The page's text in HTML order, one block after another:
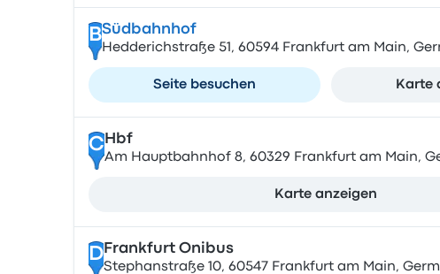
BSüdbahnhof
Hedderichstraße 51, 60594 Frankfurt am Main,
Seite besuchen Karte
CHbf
Am Hauptbahnhof 8, 60329 Frankfurt am Main,
Karte anzeigen
DFrankfurt Onibus
Stephanstraße 10, 60547 Frankfurt am Main,